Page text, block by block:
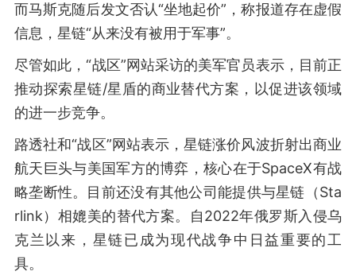
而马斯克随后发文否认“坐地起价”，称报道存在虚假
信息，星链“从来没有被用于军事”。
尽管如此，“战区”网站采访的美军官员表示，目前正
推动探索星链/星盾的商业替代方案，以促进该领域
的进一步竞争。
路透社和“战区”网站表示，星链涨价风波折射出商业
航天巨头与美国军方的博弈，核心在于SpaceX有战
略垄断性。目前还没有其他公司能提供与星链（Sta
rlink）相媲美的替代方案。自2022年俄罗斯入侵乌
克兰以来，星链已成为现代战争中日益重要的工
具。